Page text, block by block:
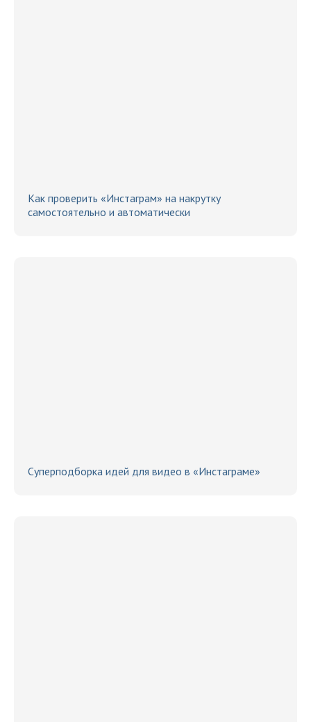
Как проверить «Инстаграм» на накрутку
самостоятельно и автоматически
Суперподборка идей для видео в «Инстаграме»